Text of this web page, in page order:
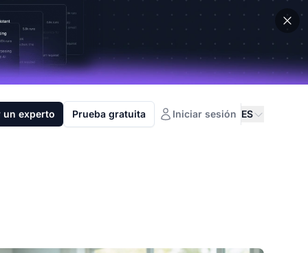
un experto Prueba gratuita Iniciar sesión ES